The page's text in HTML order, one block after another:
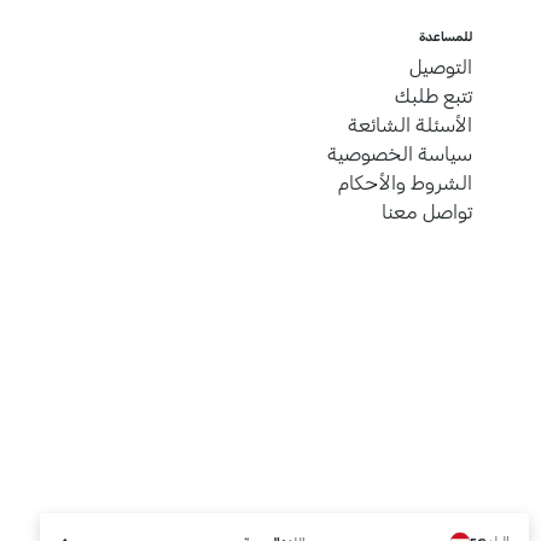
للمساعدة
التوصيل
تتبع طلبك
الأسئلة الشائعة
سياسة الخصوصية
الشروط والأحكام
تواصل معنا